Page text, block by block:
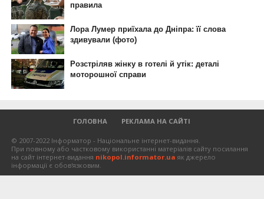
ГОЛОВНА РЕКЛАМА НА САЙТІ
© 2007-2022 Інформатор - Національне інтернет-видання.
При повному або частковому використанні матеріалів сайту посилання
на сайт інтернет-видання nikopol.informator.ua як джерело
інформації є обов'язковим.